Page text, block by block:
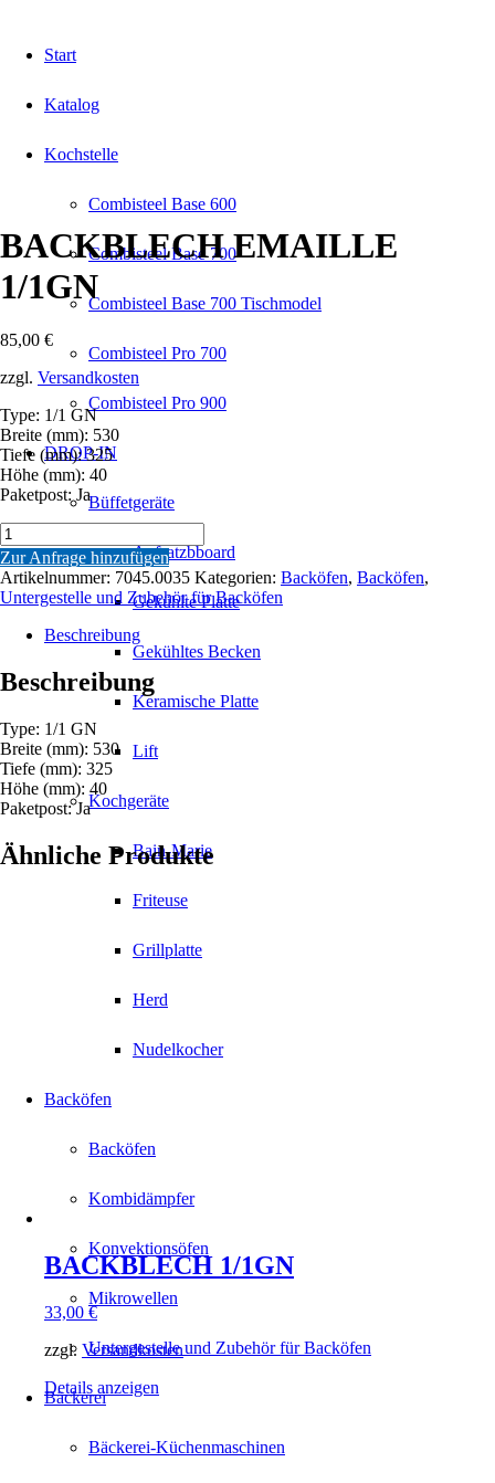
Start
Katalog
Kochstelle
Combisteel Base 600
Combisteel Base 700
Combisteel Base 700 Tischmodel
Combisteel Pro 700
Combisteel Pro 900
DROP-IN
Büffetgeräte
Aufsatzbboard
Gekühlte Platte
Gekühltes Becken
Keramische Platte
Lift
Kochgeräte
Bain-Marie
Friteuse
Grillplatte
Herd
Nudelkocher
Backöfen
Backöfen
Kombidämpfer
Konvektionsöfen
Mikrowellen
Untergestelle und Zubehör für Backöfen
Bäckerei
Bäckerei-Küchenmaschinen
BACKBLECH EMAILLE
1/1GN
85,00 €
zzgl. Versandkosten
Type: 1/1 GN
Breite (mm): 530
Tiefe (mm): 325
Höhe (mm): 40
Paketpost: Ja
BACKBLECH
EMAILLE
1/1GN
Menge
Zur Anfrage hinzufügen
Artikelnummer: 7045.0035 Kategorien: Backöfen, Backöfen,
Untergestelle und Zubehör für Backöfen
Beschreibung
Beschreibung
Type: 1/1 GN
Breite (mm): 530
Tiefe (mm): 325
Höhe (mm): 40
Paketpost: Ja
Ähnliche Produkte
BACKBLECH 1/1GN
33,00 €
zzgl. Versandkosten
Details anzeigen